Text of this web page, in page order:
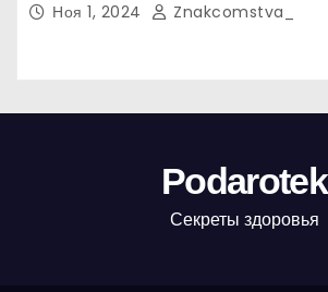
Ноя 1, 2024 Znakcomstva_
Podarotek
Секреты здоровья